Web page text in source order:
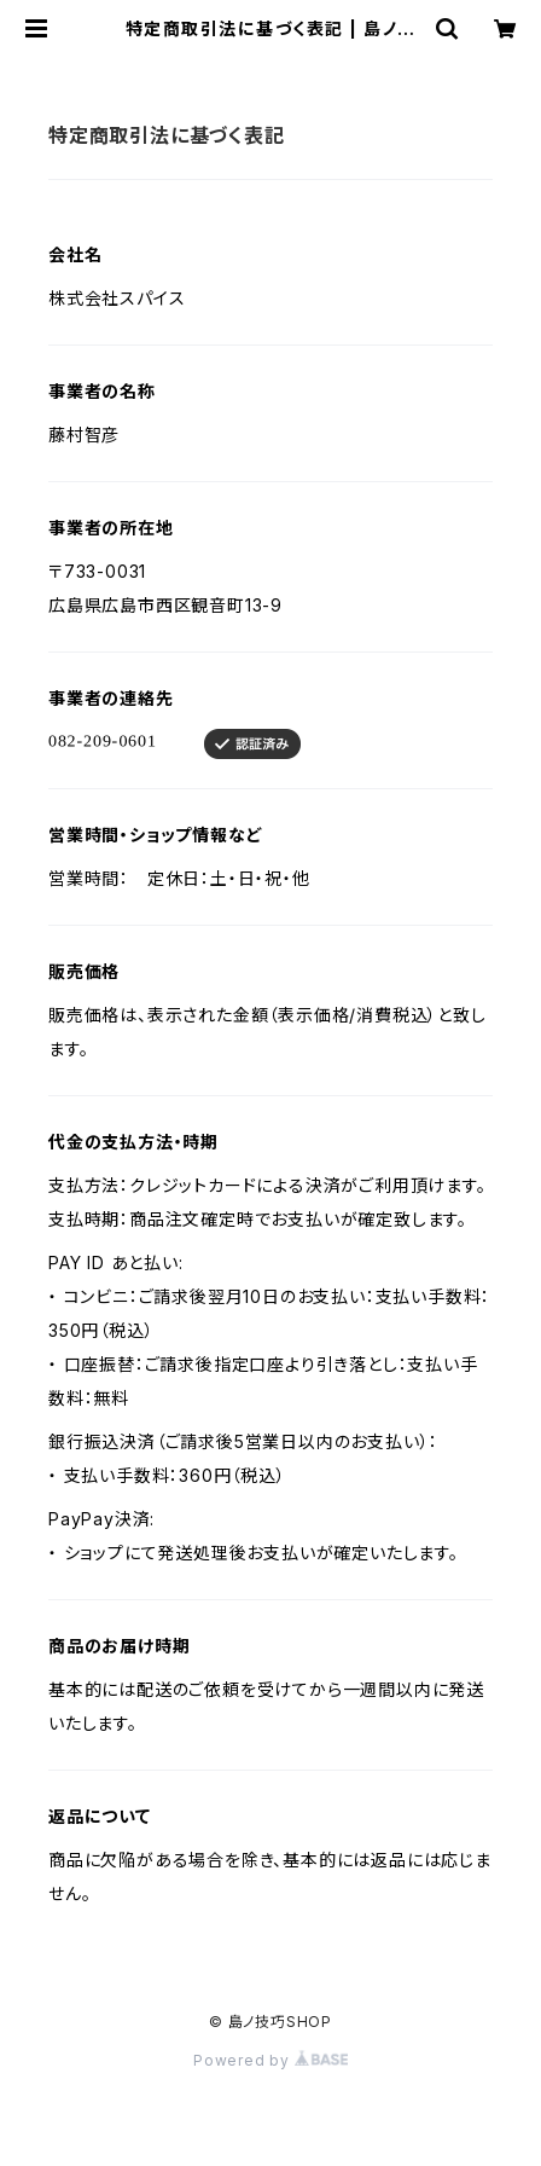
特定商取引法に基づく表記 | 島ノ技
特定商取引法に基づく表記
会社名
株式会社スパイス
事業者の名称
藤村智彦
事業者の所在地
〒733-0031
広島県広島市西区観音町13-9
事業者の連絡先
営業時間・ショップ情報など
営業時間： 定休日：土・日・祝・他
販売価格
販売価格は、表示された金額（表示価格/消費税込）と致し
ます。
代金の支払方法・時期
支払方法：クレジットカードによる決済がご利用頂けます。
支払時期：商品注文確定時でお支払いが確定致します。
PAY ID あと払い:
・ コンビニ：ご請求後翌月10日のお支払い：支払い手数料：
350円（税込）
・ 口座振替：ご請求後指定口座より引き落とし：支払い手
数料：無料
銀行振込決済（ご請求後5営業日以内のお支払い）：
・ 支払い手数料：360円（税込）
PayPay決済:
・ ショップにて発送処理後お支払いが確定いたします。
商品のお届け時期
基本的には配送のご依頼を受けてから一週間以内に発送
いたします。
返品について
商品に欠陥がある場合を除き、基本的には返品には応じま
せん。
© 島ノ技巧SHOP
Powered by